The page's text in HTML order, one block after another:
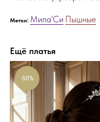
Метки: Мила'Си Пышные
Ещё платья
-50%